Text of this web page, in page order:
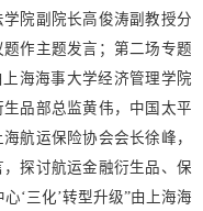
院副院长高俊涛副教授分
作主题发言；第二场专题
海海事大学经济管理学院
品部总监黄伟，中国太平
航运保险协会会长徐峰，
探讨航运金融衍生品、保
‘三化’转型升级”由上海海